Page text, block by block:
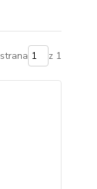
strana z 1